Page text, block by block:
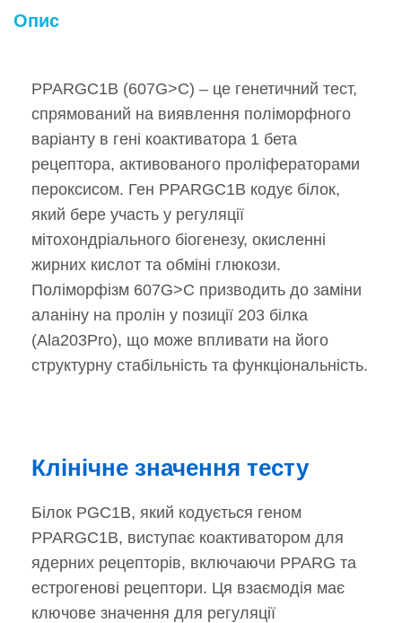
Опис
PPARGC1B (607G>C) – це генетичний тест,
спрямований на виявлення поліморфного
варіанту в гені коактиватора 1 бета
рецептора, активованого проліфераторами
пероксисом. Ген PPARGC1B кодує білок,
який бере участь у регуляції
мітохондріального біогенезу, окисленні
жирних кислот та обміні глюкози.
Поліморфізм 607G>C призводить до заміни
аланіну на пролін у позиції 203 білка
(Ala203Pro), що може впливати на його
структурну стабільність та функціональність.
Клінічне значення тесту
Білок PGC1B, який кодується геном
PPARGC1B, виступає коактиватором для
ядерних рецепторів, включаючи PPARG та
естрогенові рецептори. Ця взаємодія має
ключове значення для регуляції